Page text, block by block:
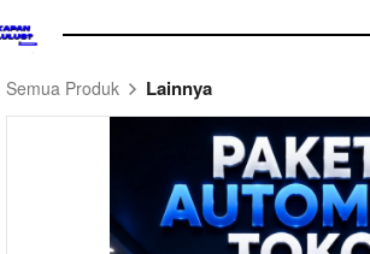
Semua Produk Lainnya